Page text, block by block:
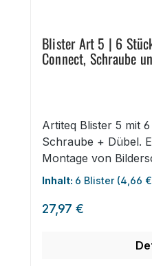
Blister Art 5 | 6
Connect, Schraube
Artiteq Blister 5 mit
Schraube + Dübel.
Montage von
Verbinden von zwei
Da die Verbinder
verschwinden, sind
Inhalt: 6 Blister (4,66
Regulärer Preis:
27,97 €